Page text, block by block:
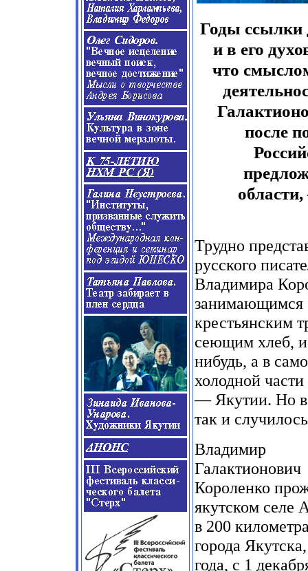
Годы ссылки
и в его
что
после
Трудно
русского
Владимира
занимающимся
крестьянским
сеющим хлеб, и
нибудь, а в
холодной
— Якутии. Но
так и
Владимир
Галактионович
Короленко
якутском селе
в 200
города
года, с 1